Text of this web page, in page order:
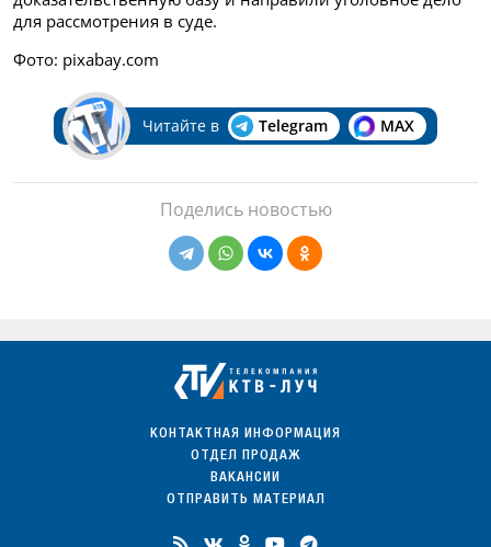
для рассмотрения в суде.
Фото: pixabay.com
Читайте в Telegram MAX
Поделись новостью
КОНТАКТНАЯ ИНФОРМАЦИЯ
ОТДЕЛ ПРОДАЖ
ВАКАНСИИ
ОТПРАВИТЬ МАТЕРИАЛ